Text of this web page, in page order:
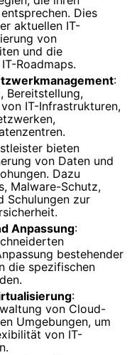
Dies
aktuellen IT-
von
und die
Roadmaps.
:
Bereitstellung,
IT-Infrastrukturen,
bieten
von Daten und
Dazu
Malware-Schutz,
Schulungen zur
Anpassung:
bestehender
die spezifischen
:
von Cloud-
Umgebungen, um
von IT-